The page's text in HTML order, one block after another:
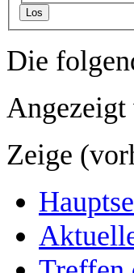
Los
Die
Angezeigt
Zeige (